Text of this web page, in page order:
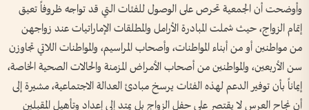
وأوضحت أن الجمعية تحرص على الوصول للفئات التي قد تواجه ظروفاً تعيق
إتمام الزواج، حيث شملت المبادرة الأرامل والمطلقات الإماراتيات عند زواجهن
من مواطنين أو من أبناء المواطنات، وأصحاب المراسيم، والمواطنات اللاتي تجاوزن
سن الأربعين، والمواطنين من أصحاب الأمراض المزمنة والحالات الصحية الخاصة،
إيماناً بأن توفير الدعم لهذه الفئات يرسخ مبادئ العدالة الاجتماعية، مشيرة إلى
أن نجاح العرس لا يقتصر على حفل الزواج بل يمتد إلى إعداد وتأهيل المقبلين